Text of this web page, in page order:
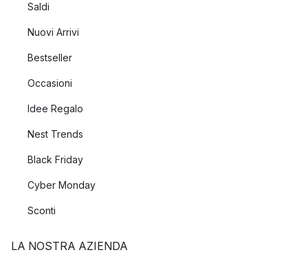
Saldi
Nuovi Arrivi
Bestseller
Occasioni
Idee Regalo
Nest Trends
Black Friday
Cyber Monday
Sconti
LA NOSTRA AZIENDA